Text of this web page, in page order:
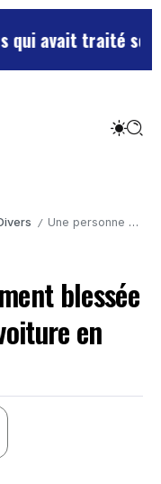
avait traité ses
/ Une personne grièvement blessée dans un accident de voiture en Sarthe
blessée
en